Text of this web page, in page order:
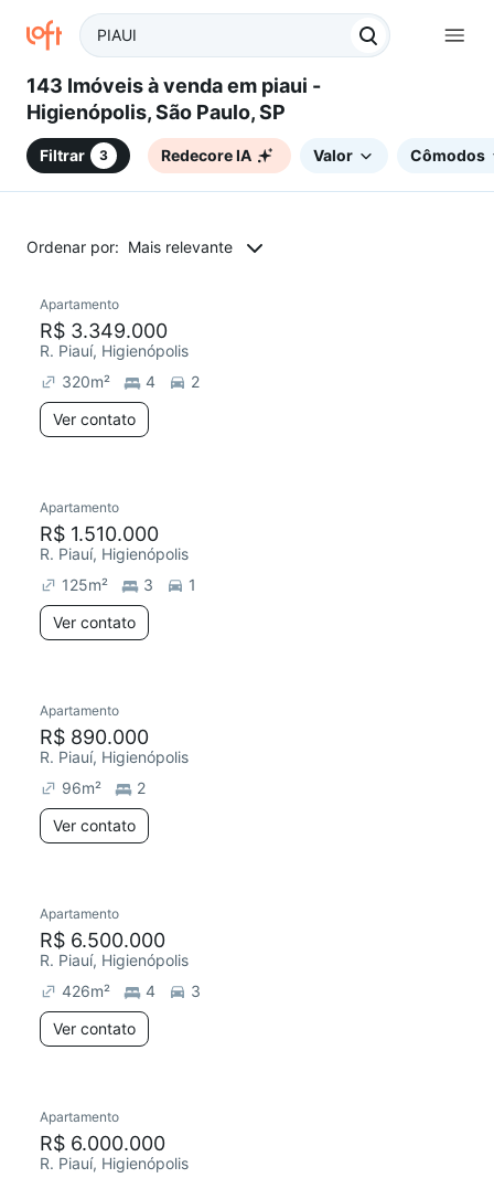
143 Imóveis à venda em piaui -
Higienópolis, São Paulo, SP
Filtrar 3 Redecore IA Valor Cômodos
Ordenar por: Mais relevante
Apartamento
R$ 3.349.000
R. Piauí, Higienópolis
320m² 4
2
Ver contato
Redecorar
Apartamento
R$ 1.510.000
R. Piauí, Higienópolis
125m² 3
1
Ver contato
Redecorar
Apartamento
R$ 890.000
R. Piauí, Higienópolis
96m²
2
Ver contato
Redecorar
Apartamento
R$ 6.500.000
R. Piauí, Higienópolis
426m² 4
3
Ver contato
Redecorar
Apartamento
R$ 6.000.000
R. Piauí, Higienópolis